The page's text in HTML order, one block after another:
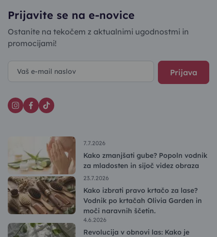
Prijavite se na e-novice
Ostanite na tekočem z aktualnimi ugodnostmi in
promocijami!
Prijava
7.7.2026
Kako zmanjšati gube? Popoln vodnik
za mladosten in sijoč videz obraza
23.7.2026
Kako izbrati pravo krtačo za lase?
Vodnik po krtačah Olivia Garden in
moči naravnih ščetin.
4.6.2026
Revolucija v obnovi las: Kako je